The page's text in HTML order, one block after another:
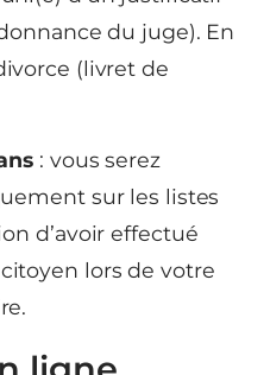
du juge). En
(livret de
: vous serez
sur les listes
d’avoir effectué
lors de votre